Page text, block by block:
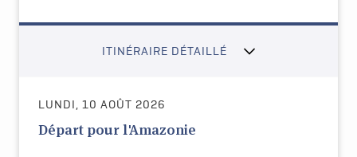
ITINÉRAIRE DÉTAILLÉ
LUNDI, 10 AOÛT 2026
Départ pour l'Amazonie